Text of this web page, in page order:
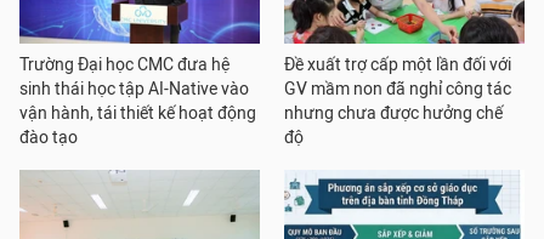
Trường Đại học CMC đưa hệ
sinh thái học tập AI-Native vào
vận hành, tái thiết kế hoạt động
đào tạo
Đề xuất trợ cấp một lần đối với
GV mầm non đã nghỉ công tác
nhưng chưa được hưởng chế
độ